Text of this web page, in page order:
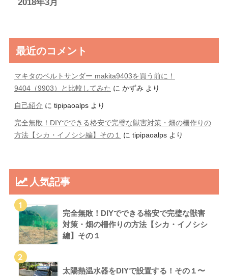
2018年3月
最近のコメント
マキタのベルトサンダー makita9403を買う前に！
9404（9903）と比較してみた に かずみ より
自己紹介 に tipipaoalpsより
完全無敗！DIYでできる格安で完璧な獣害対策・畑の柵作りの
方法【シカ・イノシシ編】その１ に tipipaoalpsより
人気記事
1
完全無敗！DIYでできる格安で完璧な獣害
対策・畑の柵作りの方法【シカ・イノシシ
編】その１
2
太陽熱温水器をDIYで設置する！その１〜